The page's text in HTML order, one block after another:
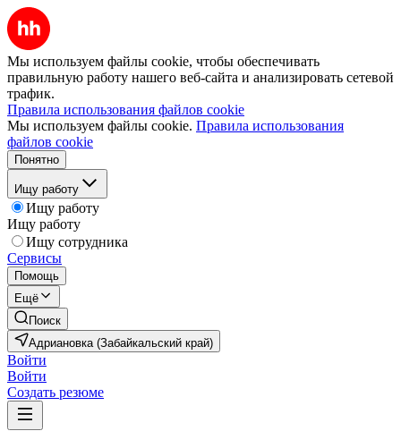
Мы используем файлы cookie, чтобы обеспечивать
правильную работу нашего веб-сайта и анализировать сетевой
трафик.
Правила использования файлов cookie
Мы используем файлы cookie. Правила использования
файлов cookie
Понятно
Ищу работу
Ищу работу
Ищу работу
Ищу сотрудника
Сервисы
Помощь
Ещё
Поиск
Адриановка (Забайкальский край)
Войти
Войти
Создать резюме